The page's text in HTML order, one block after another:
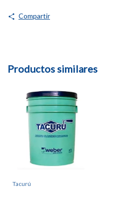
Compartir
Productos similares
Tacurú